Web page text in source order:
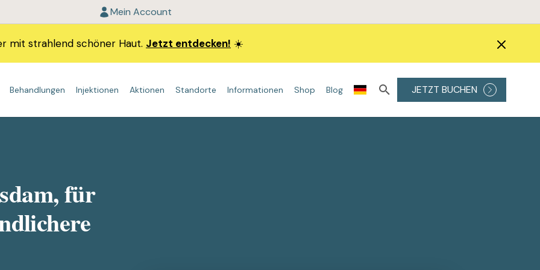
Mein Account
mit strahlend schöner Haut. Jetzt entdecken! ☀️
Laser Haarentfernung Potsdam
Laser Haarentfernung Düsseldorf
Behandlungen
MD Special
Microneedling
Colorescience Total Eye® Treatment
Injektionen Aktionen Standorte Informationen
Allgemeine Geschäftsbedingungen Cosmetique Totale
Shop Blog JETZT BUCHEN
für